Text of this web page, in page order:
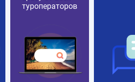
туроператоров